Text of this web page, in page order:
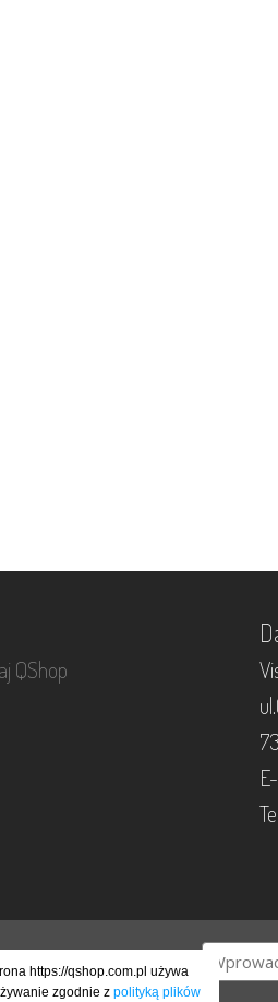
https://qshop.com.pl używa
zgodnie z polityką plików
QShop
platformie.